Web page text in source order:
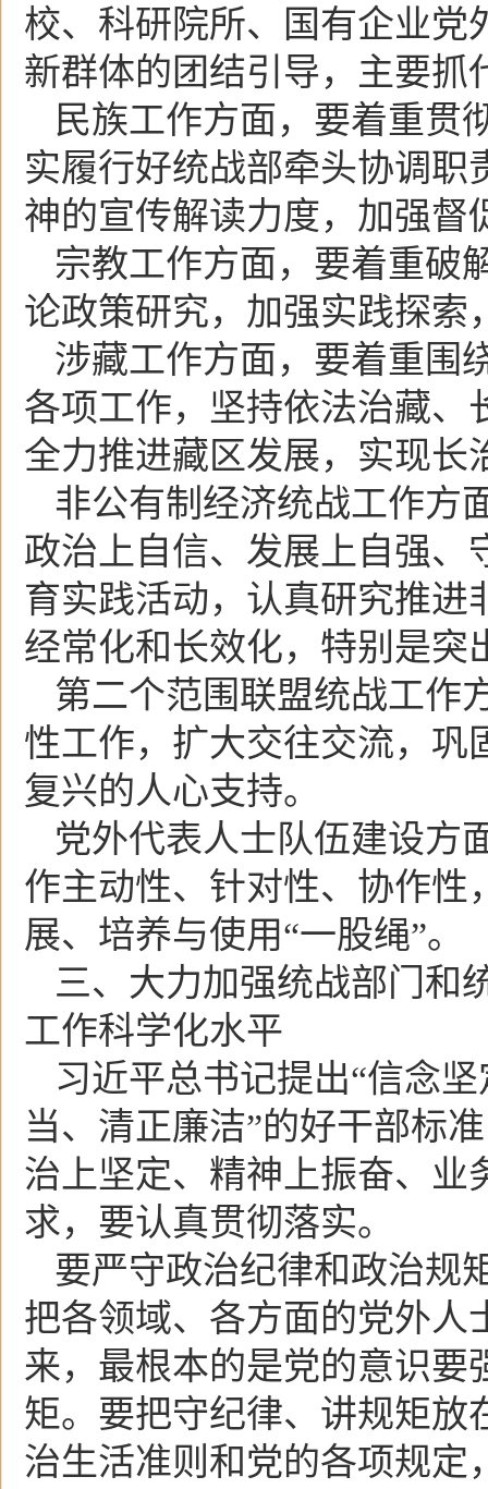
校、科研院所、国有企业党
新群体的团结引导，主要抓
民族工作方面，要着重贯
实履行好统战部牵头协调职
神的宣传解读力度，加强督
宗教工作方面，要着重破
论政策研究，加强实践探索
涉藏工作方面，要着重围
各项工作，坚持依法治藏、
全力推进藏区发展，实现长
非公有制经济统战工作方
政治上自信、发展上自强、
育实践活动，认真研究推进
经常化和长效化，特别是突
第二个范围联盟统战工作
性工作，扩大交往交流，巩
复兴的人心支持。
党外代表人士队伍建设方
作主动性、针对性、协作性
展、培养与使用“一股绳”。
三、大力加强统战部门和
工作科学化水平
习近平总书记提出“信念
当、清正廉洁”的好干部标
治上坚定、精神上振奋、业
求，要认真贯彻落实。
要严守政治纪律和政治规
把各领域、各方面的党外人
来，最根本的是党的意识要
矩。要把守纪律、讲规矩放
治生活准则和党的各项规定